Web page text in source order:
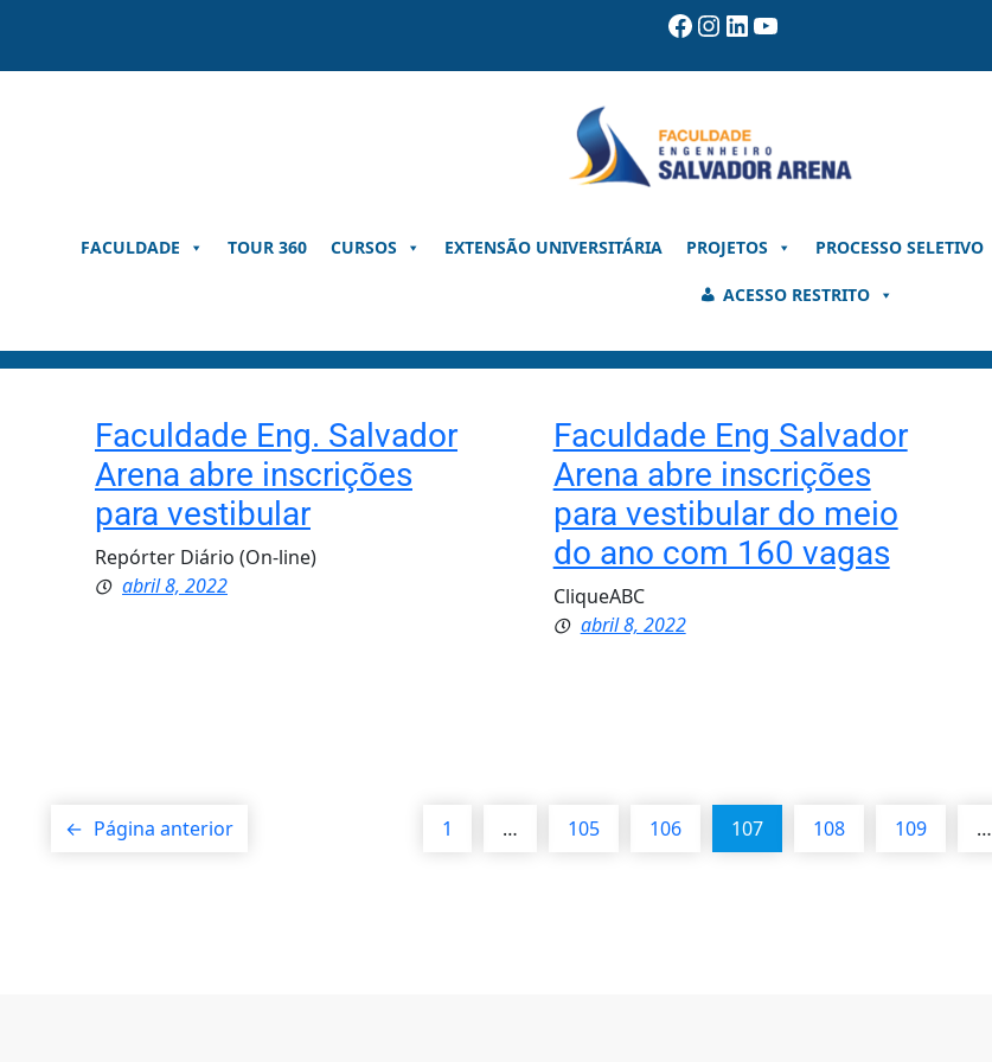
o
Facebook
Instagram
LinkedIn
Youtube
FACULDADE TOUR 360 CURSOS EXTENSÃO UNIVERSITÁRIA PROJETOS PROCESSO SELETIVO
ACESSO RESTRITO
Faculdade Eng. Salvador
Arena abre inscrições
para vestibular
Repórter Diário (On-line)
abril 8, 2022
Faculdade Eng Salvador
Arena abre inscrições
para vestibular do meio
do ano com 160 vagas
CliqueABC
abril 8, 2022
← Página anterior 1 … 105 106 107 108 109 …